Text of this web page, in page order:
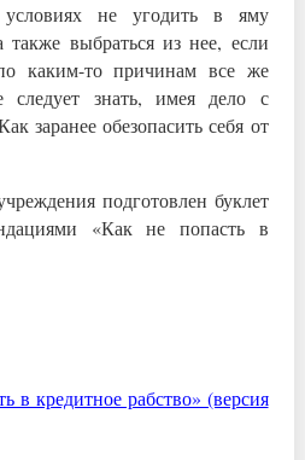
не угодить в яму
также выбраться из нее, если
каким-то причинам все же
следует знать, имея дело с
заранее обезопасить себя от
подготовлен буклет
«Как не попасть в
в кредитное рабство» (версия